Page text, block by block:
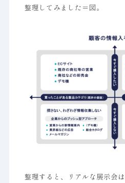
整理してみました＝図。
整理すると、リアルな展示会